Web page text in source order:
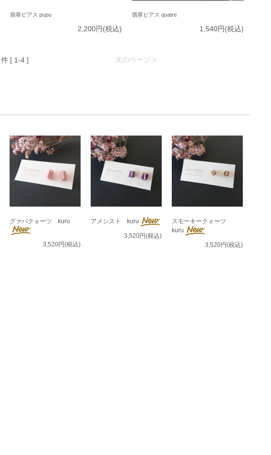
翡翠ピアス pupu
2,200円(税込)
翡翠ピアス quatre
1,540円(税込)
次のページ >
件 [ 1-4 ]
グァバクォーツ kuru
3,520円(税込)
アメシスト kuru
3,520円(税込)
スモーキークォーツ
kuru
3,520円(税込)